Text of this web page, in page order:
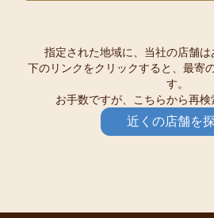
指定された地域に、当社の店舗は
下のリンクをクリックすると、最寄
す。
お手数ですが、こちらから再検
近くの店舗を